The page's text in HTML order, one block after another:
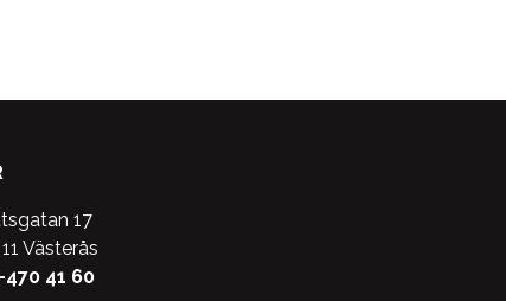
17
Västerås
470 41 60